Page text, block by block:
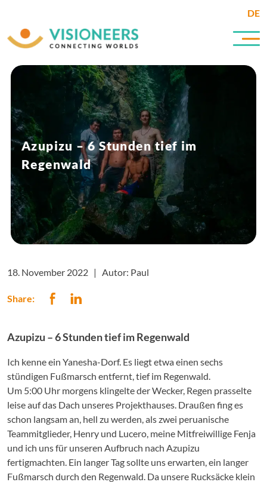
DE
Azupizu – 6 Stunden tief im
Regenwald
18. November 2022 | Autor: Paul
Share:
Azupizu – 6 Stunden tief im Regenwald
Ich kenne ein Yanesha-Dorf. Es liegt etwa einen sechs
stündigen Fußmarsch entfernt, tief im Regenwald.
Um 5:00 Uhr morgens klingelte der Wecker, Regen prasselte
leise auf das Dach unseres Projekthauses. Draußen fing es
schon langsam an, hell zu werden, als zwei peruanische
Teammitglieder, Henry und Lucero, meine Mitfreiwillige Fenja
und ich uns für unseren Aufbruch nach Azupizu
fertigmachten. Ein langer Tag sollte uns erwarten, ein langer
Fußmarsch durch den Regenwald. Da unsere Rucksäcke klein